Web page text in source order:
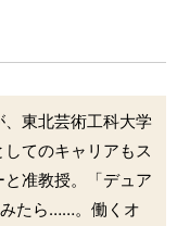
東北芸術工科大学
してのキャリアもス
准教授。「デュア
たら……。働くオ